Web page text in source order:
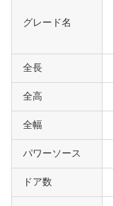
グレード名
全長
全高
全幅
パワーソース
ドア数